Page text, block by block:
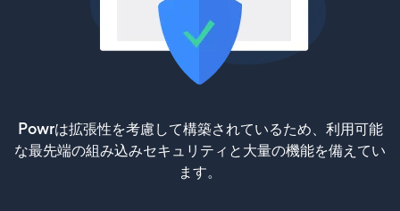
Powrは拡張性を考慮して構築されているため、利用可能
な最先端の組み込みセキュリティと大量の機能を備えてい
ます。